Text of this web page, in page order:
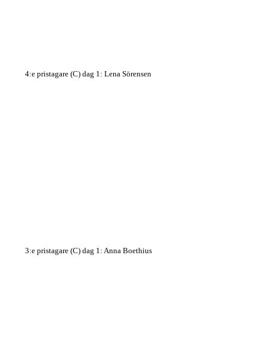
4:e pristagare (C) dag 1: Lena Sörensen
3:e pristagare (C) dag 1: Anna Boethius